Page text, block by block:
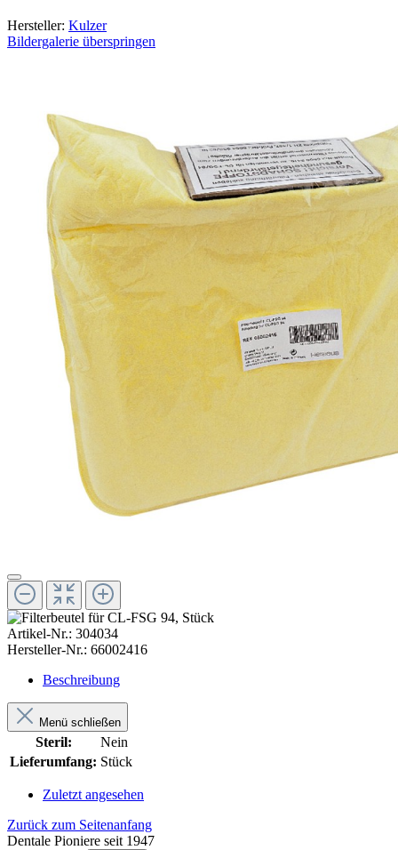
Hersteller: Kulzer
Bildergalerie überspringen
Artikel-Nr.: 304034
Hersteller-Nr.: 66002416
Beschreibung
Menü schließen
Steril:
Nein
Lieferumfang: Stück
Zuletzt angesehen
Zurück zum Seitenanfang
Dentale Pioniere seit 1947